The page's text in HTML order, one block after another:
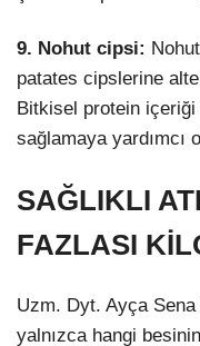
9. Nohut cipsi:
patates cipslerine
Bitkisel protein
sağlamaya yardımcı
SAĞLIKLI
FAZLASI
Uzm. Dyt. Ayça Sena
yalnızca hangi